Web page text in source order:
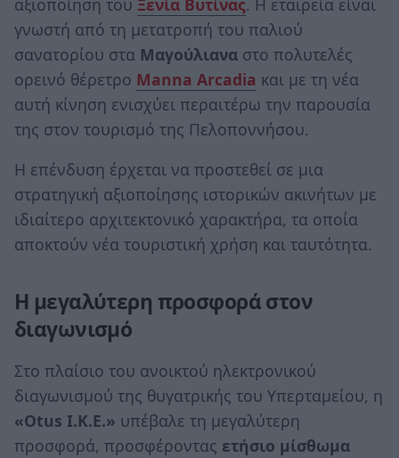
γνωστή από τη μετατροπή του παλιού
σανατορίου στα Μαγούλιανα στο πολυτελές
ορεινό θέρετρο Manna Arcadia και με τη νέα
αυτή κίνηση ενισχύει περαιτέρω την παρουσία
της στον τουρισμό της Πελοποννήσου.
Η επένδυση έρχεται να προστεθεί σε μια
στρατηγική αξιοποίησης ιστορικών ακινήτων με
ιδιαίτερο αρχιτεκτονικό χαρακτήρα, τα οποία
αποκτούν νέα τουριστική χρήση και ταυτότητα.
Η μεγαλύτερη προσφορά στον
διαγωνισμό
Στο πλαίσιο του ανοικτού ηλεκτρονικού
διαγωνισμού της θυγατρικής του Υπερταμείου, η
«Otus I.K.E.» υπέβαλε τη μεγαλύτερη
προσφορά, προσφέροντας ετήσιο μίσθωμα